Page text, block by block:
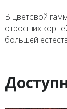
В цветовой
отросших
большей